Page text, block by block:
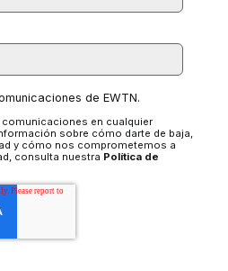
de EWTN.
en cualquier
sobre cómo darte de baja,
y cómo nos comprometemos a
consulta nuestra Política de